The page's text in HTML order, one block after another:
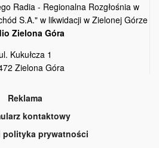
Radia - Regionalna Rozgłośnia w
S.A." w likwidacji w Zielonej Górze
Zielona Góra
ul. Kukułcza 1
Zielona Góra
Reklama
kontaktowy
polityka prywatności